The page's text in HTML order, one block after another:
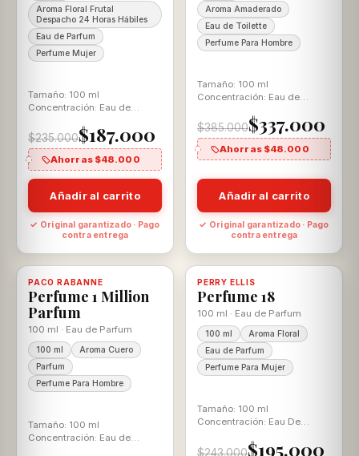
Aroma Floral Frutal
Despacho 24 Horas Hábiles
Eau de Parfum
Perfume Mujer
Tamaño: 100 ml
Concentración: Eau de
Para Ella
$235.000$187.000
Ahorras $48.000
Añadir al carrito
✓ Original garantizado · Pago
contra entrega
Aroma Amaderado
Eau de Toilette
Perfume Para Hombre
Tamaño: 100 ml
Concentración: Eau de
$385.000$337.000
Ahorras $48.000
Añadir al carrito
✓ Original garantizado · Pago
contra entrega
-11% 100% ORIGINAL
PACO RABANNE
Perfume 1 Million
Parfum
100 ml · Eau de Parfum
100 ml
Aroma Cuero
Parfum
Perfume Para Hombre
Tamaño: 100 ml
Concentración: Eau de
Disponible, con descuento -20%
PERRY ELLIS
Perfume 18
100 ml · Eau de Parfum
100 ml
Aroma Floral
Eau de Parfum
Perfume Para Mujer
Tamaño: 100 ml
Concentración: Eau De
$243.000$195.000
Disponible, con descuento